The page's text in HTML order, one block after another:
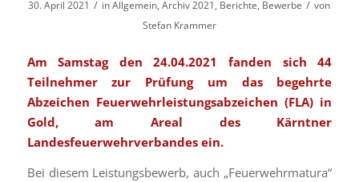
30. April 2021 / inAllgemein,Archiv 2021, Berichte, Bewerbe / von
Stefan Krammer
Am Samstag den 24.04.2021 fanden sich 44
Teilnehmer zur Prüfung um das begehrte
Abzeichen Feuerwehrleistungsabzeichen (FLA) in
Gold, am Areal des Kärntner
Landesfeuerwehrverbandes ein.
Bei diesem Leistungsbewerb, auch „Feuerwehrmatura“